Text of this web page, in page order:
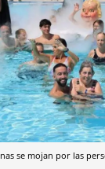
se mojan por las